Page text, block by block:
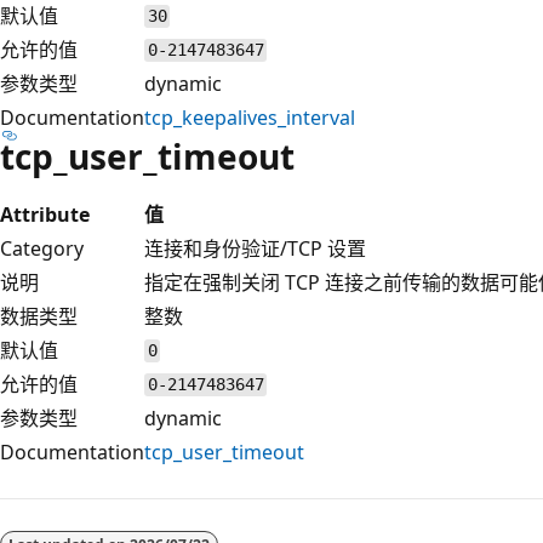
默认值
30
允许的值 0-2147483647
参数类型
dynamic
Documentationtcp_keepalives_interval
tcp_user_timeout
Attribute
值
Category
连接和身份验证/TCP 设置
说明
指定在强制关闭 TCP 连接之前传输的数据可能
数据类型
整数
默认值
0
允许的值 0-2147483647
参数类型
dynamic
Documentationtcp_user_timeout